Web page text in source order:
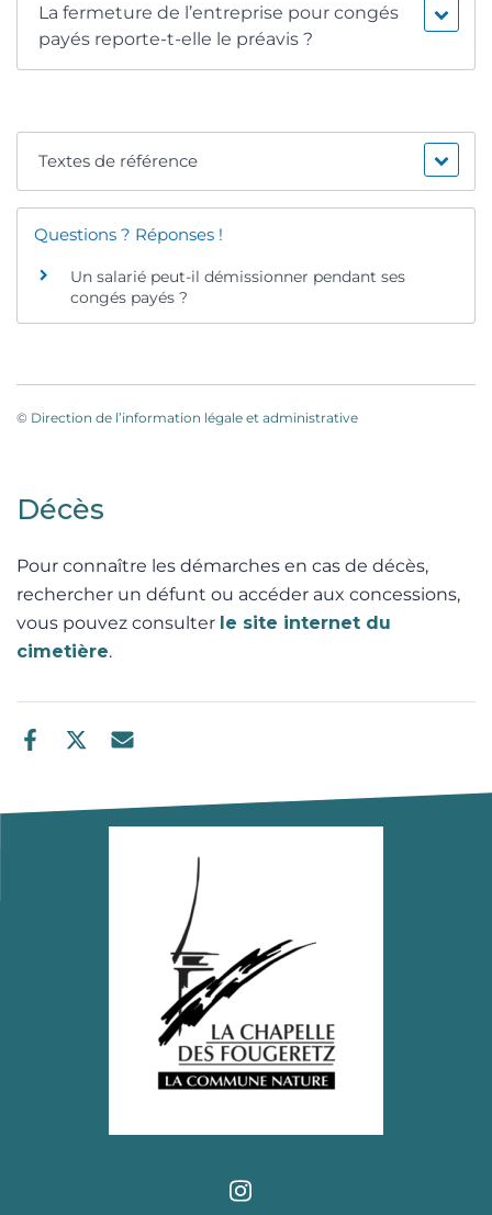
La fermeture de l’entreprise pour congés
payés reporte-t-elle le préavis ?
Textes de référence
Questions ? Réponses !
Un salarié peut-il démissionner pendant ses
congés payés ?
© Direction de l’information légale et administrative
Décès
Pour connaître les démarches en cas de décès,
rechercher un défunt ou accéder aux concessions,
vous pouvez consulter le site internet du
cimetière.